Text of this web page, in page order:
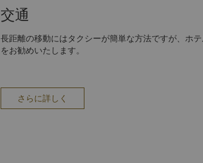
交通
長距離の移動にはタクシーが簡単な方法ですが、ホ
をお勧めいたします。
さらに詳しく